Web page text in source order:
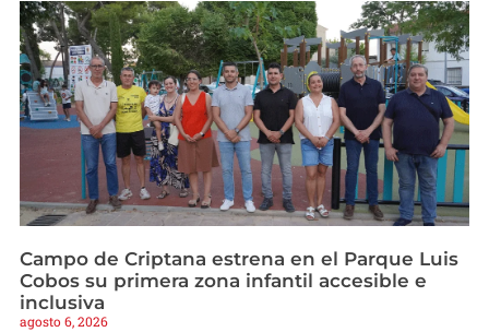
Campo de Criptana estrena en el Parque Luis
Cobos su primera zona infantil accesible e
inclusiva
agosto 6, 2026